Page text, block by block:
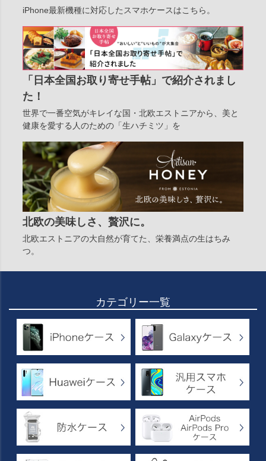
iPhone最新機種に対応したスマホケースはこちら。
「日本全国お取り寄せ手帖」で紹介されまし
た！
世界で一番空気がキレイな国・北欧エストニアから、美と
健康を愛する人のための「生ハチミツ」を
北欧の美味しさ、贅沢に。
北欧エストニアの大自然が育てた、栄養満点の生はちみ
つ。
カテゴリー一覧